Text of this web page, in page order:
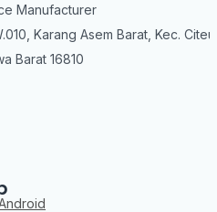
Manufacturer
Karang Asem Barat, Kec.
Barat 16810